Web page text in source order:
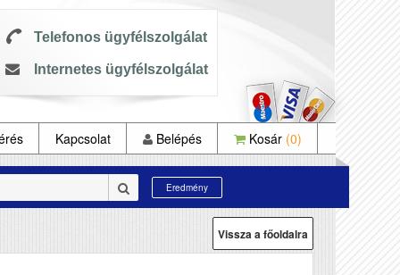
Telefonos ügyfélszolgálat
Internetes ügyfélszolgálat
Kapcsolat Belépés Kosár (0)
Eredmény
Vissza a főoldalra